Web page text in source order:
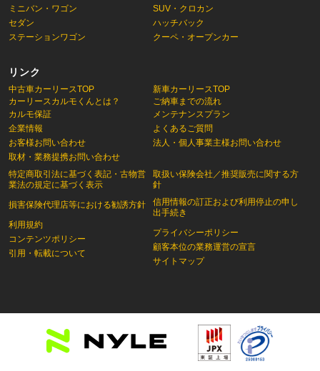
ミニバン・ワゴン
SUV・クロカン
セダン
ハッチバック
ステーションワゴン
クーペ・オープンカー
リンク
中古車カーリースTOP
カーリースカルモくんとは？
新車カーリースTOP
ご納車までの流れ
カルモ保証
企業情報
お客様お問い合わせ
取材・業務提携お問い合わせ
特定商取引法に基づく表記・古物営
業法の規定に基づく表示
損害保険代理店等における勧誘方針
利用規約
コンテンツポリシー
引用・転載について
メンテナンスプラン
よくあるご質問
法人・個人事業主様お問い合わせ
取扱い保険会社／推奨販売に関する方
針
信用情報の訂正および利用停止の申し
出手続き
プライバシーポリシー
顧客本位の業務運営の宣言
サイトマップ